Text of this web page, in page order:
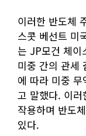
이러한 반도체
스콧 베선트 미
는 JP모건 체이
미중 간의 관세
에 따라 미중
고 말했다. 이러
작용하며 반도
있다.